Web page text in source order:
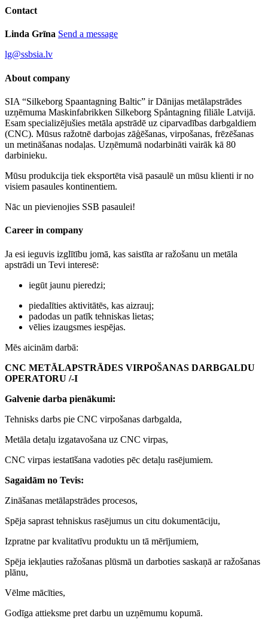
Contact
Linda Grīna Send a message
lg@ssbsia.lv
About company
SIA “Silkeborg Spaantagning Baltic” ir Dānijas metālapstrādes
uzņēmuma Maskinfabrikken Silkeborg Spåntagning filiāle Latvijā.
Esam specializējušies metāla apstrādē uz ciparvadības darbgaldiem
(CNC). Mūsus ražotnē darbojas zāģēšanas, virpošanas, frēzēšanas
un metināšanas nodaļas. Uzņēmumā nodarbināti vairāk kā 80
darbinieku.
Mūsu produkcija tiek eksportēta visā pasaulē un mūsu klienti ir no
visiem pasaules kontinentiem.
Nāc un pievienojies SSB pasaulei!
Career in company
Ja esi ieguvis izglītību jomā, kas saistīta ar ražošanu un metāla
apstrādi un Tevi interesē:
iegūt jaunu pieredzi;
piedalīties aktivitātēs, kas aizrauj;
padodas un patīk tehniskas lietas;
vēlies izaugsmes iespējas.
Mēs aicinām darbā:
CNC METĀLAPSTRĀDES VIRPOŠANAS DARBGALDU
OPERATORU /-I
Galvenie darba pienākumi:
Tehnisks darbs pie CNC virpošanas darbgalda,
Metāla detaļu izgatavošana uz CNC virpas,
CNC virpas iestatīšana vadoties pēc detaļu rasējumiem.
Sagaidām no Tevis:
Zināšanas metālapstrādes procesos,
Spēja saprast tehniskus rasējumus un citu dokumentāciju,
Izpratne par kvalitatīvu produktu un tā mērījumiem,
Spēja iekļauties ražošanas plūsmā un darboties saskaņā ar ražošanas
plānu,
Vēlme mācīties,
Godīga attieksme pret darbu un uzņēmumu kopumā.